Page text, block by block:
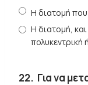
Η διατομή που
Η διατομή, και
πολυκεντρική
22. Για να